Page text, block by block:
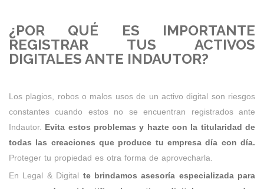
¿POR QUÉ ES IMPORTANTE
REGISTRAR TUS ACTIVOS
DIGITALES ANTE INDAUTOR?
Los plagios, robos o malos usos de un activo digital son riesgos
constantes cuando estos no se encuentran registrados ante
Indautor. Evita estos problemas y hazte con la titularidad de
todas las creaciones que produce tu empresa día con día.
Proteger tu propiedad es otra forma de aprovecharla.
En Legal & Digital te brindamos asesoría especializada para